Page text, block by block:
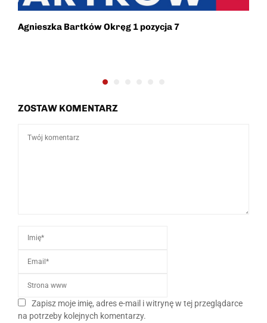
Agnieszka Bartków Okręg 1 pozycja 7
ZOSTAW KOMENTARZ
Zapisz moje imię, adres e-mail i witrynę w tej przeglądarce
na potrzeby kolejnych komentarzy.